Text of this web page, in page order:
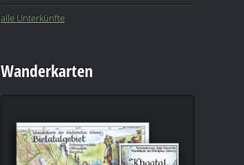
alle Unterkünfte
Wanderkarten